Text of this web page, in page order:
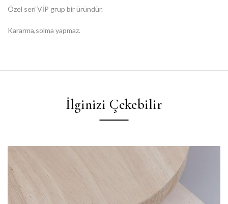
Özel seri VİP grup bir üründür.
Kararma,solma yapmaz.
İlginizi Çekebilir